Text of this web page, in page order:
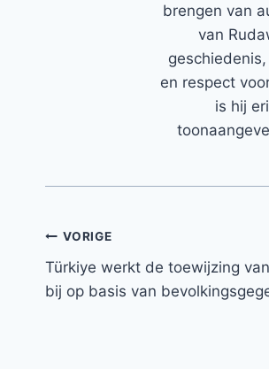
brengen van
van
en respect
is hij
Bericht
navigatie
VORIGE
Türkiye werkt de toewijzing
bij op basis van